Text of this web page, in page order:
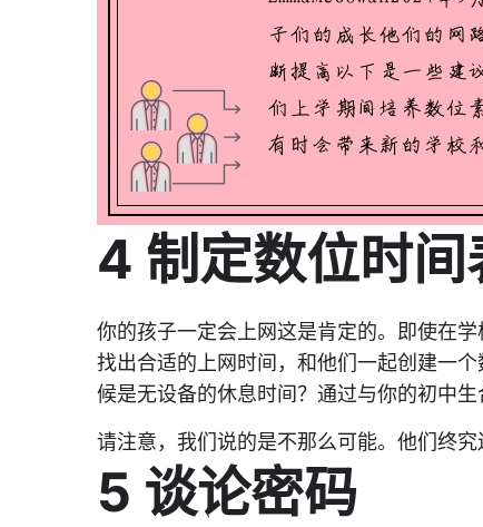
4 制定数位时间
你的孩子一定会上网这是肯定的。即使在
找出合适的上网时间，和他们一起创建一
候是无设备的休息时间？通过与你的初中
请注意，我们说的是不那么可能。他们终究
5 谈论密码